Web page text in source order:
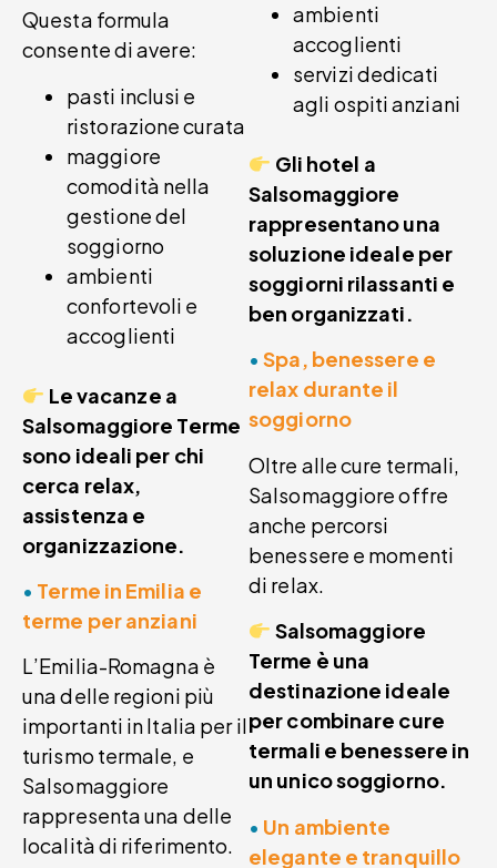
Questa formula
consente di avere:
pasti inclusi e
ristorazione curata
maggiore
comodità nella
gestione del
soggiorno
ambienti
confortevoli e
accoglienti
Le vacanze a
Salsomaggiore Terme
sono ideali per chi
cerca relax,
assistenza e
organizzazione.
• Terme in Emilia e
terme per anziani
L’Emilia-Romagna è
una delle regioni più
importanti in Italia per il
turismo termale, e
Salsomaggiore
rappresenta una delle
località di riferimento.
ambienti
accoglienti
servizi dedicati
agli ospiti anziani
Gli hotel a
Salsomaggiore
rappresentano una
soluzione ideale per
soggiorni rilassanti e
ben organizzati.
•Spa, benessere e
relax durante il
soggiorno
Oltre alle cure termali,
Salsomaggiore offre
anche percorsi
benessere e momenti
di relax.
Salsomaggiore
Terme è una
destinazione ideale
per combinare cure
termali e benessere in
un unico soggiorno.
• Un ambiente
elegante e tranquillo